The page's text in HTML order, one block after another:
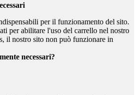
per il funzionamento del sito.
per abilitare l'uso del carrello nel nostro
il nostro sito non può funzionare in
necessari?